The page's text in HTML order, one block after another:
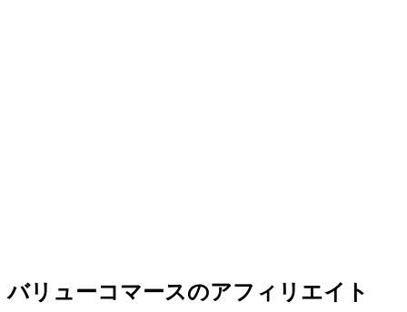
バリューコマースのアフィリエイト